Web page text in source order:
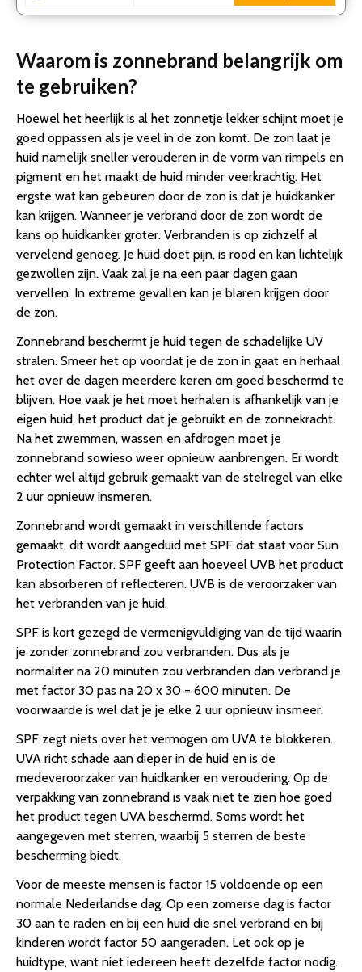
Waarom is zonnebrand belangrijk om
te gebruiken?
Hoewel het heerlijk is al het zonnetje lekker schijnt moet je
goed oppassen als je veel in de zon komt. De zon laat je
huid namelijk sneller verouderen in de vorm van rimpels en
pigment en het maakt de huid minder veerkrachtig. Het
ergste wat kan gebeuren door de zon is dat je huidkanker
kan krijgen. Wanneer je verbrand door de zon wordt de
kans op huidkanker groter. Verbranden is op zichzelf al
vervelend genoeg. Je huid doet pijn, is rood en kan lichtelijk
gezwollen zijn. Vaak zal je na een paar dagen gaan
vervellen. In extreme gevallen kan je blaren krijgen door
de zon.
Zonnebrand beschermt je huid tegen de schadelijke UV
stralen. Smeer het op voordat je de zon in gaat en herhaal
het over de dagen meerdere keren om goed beschermd te
blijven. Hoe vaak je het moet herhalen is afhankelijk van je
eigen huid, het product dat je gebruikt en de zonnekracht.
Na het zwemmen, wassen en afdrogen moet je
zonnebrand sowieso weer opnieuw aanbrengen. Er wordt
echter wel altijd gebruik gemaakt van de stelregel van elke
2 uur opnieuw insmeren.
Zonnebrand wordt gemaakt in verschillende factors
gemaakt, dit wordt aangeduid met SPF dat staat voor Sun
Protection Factor. SPF geeft aan hoeveel UVB het product
kan absorberen of reflecteren. UVB is de veroorzaker van
het verbranden van je huid.
SPF is kort gezegd de vermenigvuldiging van de tijd waarin
je zonder zonnebrand zou verbranden. Dus als je
normaliter na 20 minuten zou verbranden dan verbrand je
met factor 30 pas na 20 x 30 = 600 minuten. De
voorwaarde is wel dat je je elke 2 uur opnieuw insmeer.
SPF zegt niets over het vermogen om UVA te blokkeren.
UVA richt schade aan dieper in de huid en is de
medeveroorzaker van huidkanker en veroudering. Op de
verpakking van zonnebrand is vaak niet te zien hoe goed
het product tegen UVA beschermd. Soms wordt het
aangegeven met sterren, waarbij 5 sterren de beste
bescherming biedt.
Voor de meeste mensen is factor 15 voldoende op een
normale Nederlandse dag. Op een zomerse dag is factor
30 aan te raden en bij een huid die snel verbrand en bij
kinderen wordt factor 50 aangeraden. Let ook op je
huidtype, want niet iedereen heeft dezelfde factor nodig.